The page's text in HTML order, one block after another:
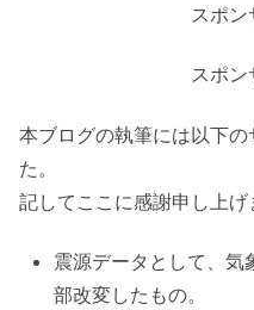
スポン
スポン
本ブログの執筆には以下
た。
記してここに感謝申し上げ
震源データとして、気
部改変したもの。